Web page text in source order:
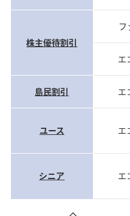
株主優待割引
フ
エ
島民割引 エ
ユース エ
シニア エ